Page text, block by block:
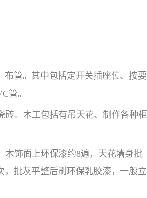
管。其中包括定开关插座位、按要
管。
。木工包括有吊天花、制作各种柜
饰面上环保漆约8遍，天花墙身批
，批灰平整后刷环保乳胶漆，一般立